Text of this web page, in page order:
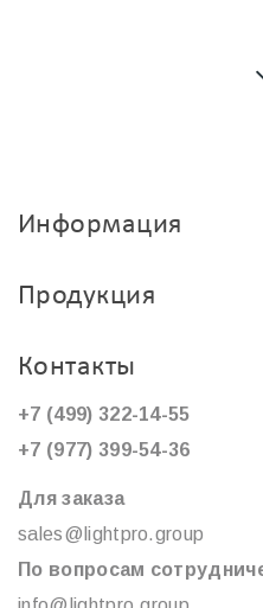
Информация
Продукция
Контакты
+7 (499) 322-14-55
+7 (977) 399-54-36
Для заказа
sales@lightpro.group
По вопросам